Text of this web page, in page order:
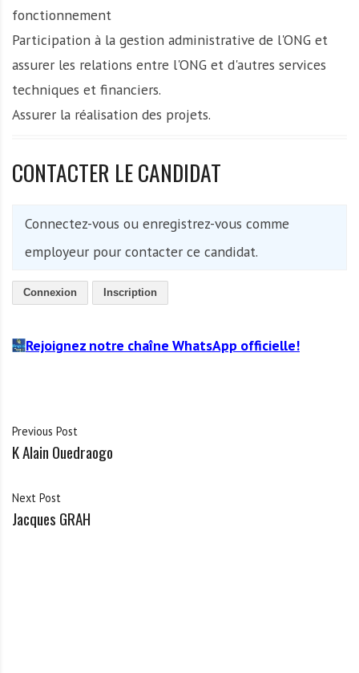
fonctionnement
Participation à la gestion administrative de l'ONG et
assurer les relations entre l'ONG et d'autres services
techniques et financiers.
Assurer la réalisation des projets.
CONTACTER LE CANDIDAT
Connectez-vous ou enregistrez-vous comme
employeur pour contacter ce candidat.
Connexion Inscription
Rejoignez notre chaîne WhatsApp officielle!
Previous Post
K Alain Ouedraogo
Next Post
Jacques GRAH